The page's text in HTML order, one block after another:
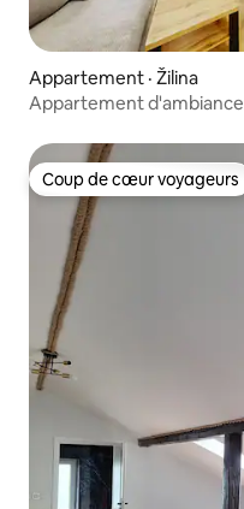
Appartement · Žilina
Appartement d'ambiance
Coup de cœur voyageurs
Coup de cœur voyageurs